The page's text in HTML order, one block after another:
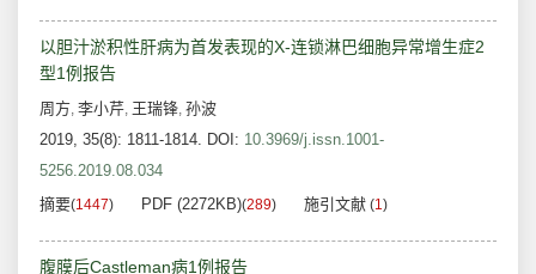
以胆汁淤积性肝病为首发表现的X-连锁淋巴细胞异常增生症2
型1例报告
周方, 李小芹, 王瑞锋, 孙波
2019, 35(8): 1811-1814. DOI: 10.3969/j.issn.1001-
5256.2019.08.034
摘要(1447) PDF (2272KB)(289) 施引文献 (1)
腹膜后Castleman病1例报告